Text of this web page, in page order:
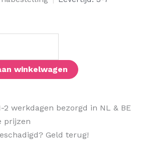
winkelwagen
2 werkdagen bezorgd in NL & BE
prijzen
Geld terug!